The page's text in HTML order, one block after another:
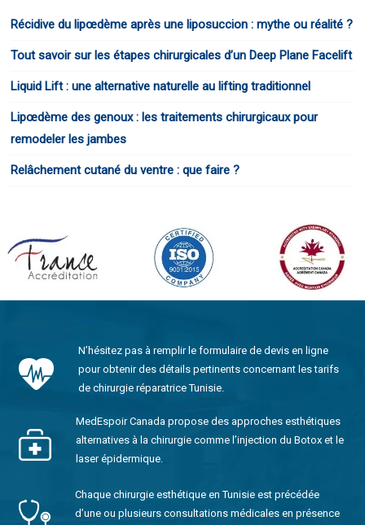
Récidive du lipœdème après une liposuccion : mythe ou réalité ?
Tout savoir sur les étapes chirurgicales d’un Deep Plane Facelift
Liquid Lift : une alternative naturelle au lifting traditionnel
Lipœdème des genoux : les traitements chirurgicaux pour
remodeler les jambes
Relâchement cutané du ventre : que faire ?
N’hésitez pas à remplir le formulaire de devis en ligne
pour obtenir des détails pertinents concernant les tarifs
de chirurgie réparatrice Tunisie.
MedEspoir Canada propose des approches esthétiques
alternatives à la chirurgie comme l’injection du Botox et le
laser épidermique.
Chaque chirurgie esthétique en Tunisie est précédée
d’une ou plusieurs consultations médicales en présence